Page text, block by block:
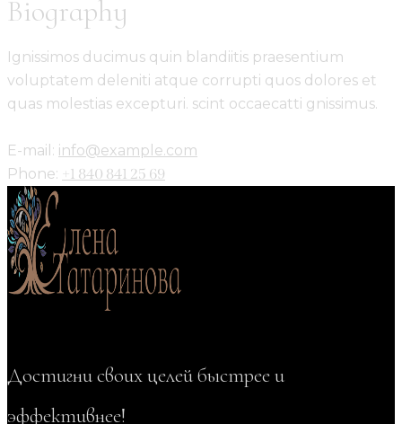
Biography
Ignissimos ducimus quin blandiitis praesentium
voluptatem deleniti atque corrupti quos dolores et
quas molestias excepturi. scint occaecatti gnissimus.
E-mail: info@example.com
Phone: +1 840 841 25 69
Достигни своих целей быстрее и
эффективнее!